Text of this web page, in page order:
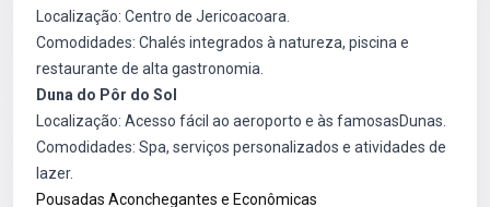
Localização: Centro de Jericoacoara.
Comodidades: Chalés integrados à natureza, piscina e
restaurante de alta gastronomia.
Duna do Pôr do Sol
Localização: Acesso fácil ao aeroporto e às famosasDunas.
Comodidades: Spa, serviços personalizados e atividades de
lazer.
Pousadas Aconchegantes e Econômicas